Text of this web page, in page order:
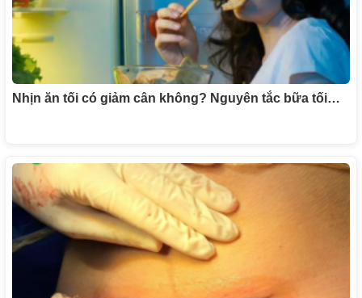
Nhịn ăn tối có giảm cân không? Nguyên tắc bữa tối…